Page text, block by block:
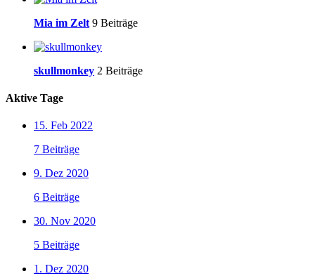
Mia im Zelt 9 Beiträge
skullmonkey 2 Beiträge
Aktive Tage
15. Feb 2022
7 Beiträge
9. Dez 2020
6 Beiträge
30. Nov 2020
5 Beiträge
1. Dez 2020